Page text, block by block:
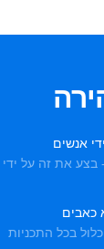
אנשים
בצע את זה על ידי
כאבים
בכל התכניות